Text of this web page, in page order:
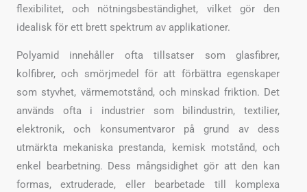
flexibilitet, och nötningsbeständighet, vilket gör den
idealisk för ett brett spektrum av applikationer.
Polyamid innehåller ofta tillsatser som glasfibrer,
kolfibrer, och smörjmedel för att förbättra egenskaper
som styvhet, värmemotstånd, och minskad friktion. Det
används ofta i industrier som bilindustrin, textilier,
elektronik, och konsumentvaror på grund av dess
utmärkta mekaniska prestanda, kemisk motstånd, och
enkel bearbetning. Dess mångsidighet gör att den kan
formas, extruderade, eller bearbetade till komplexa